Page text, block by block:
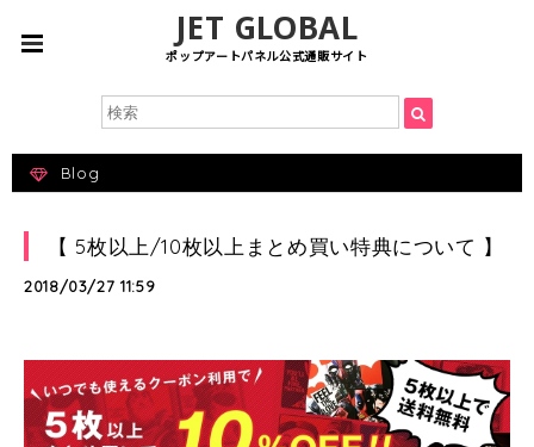
JET GLOBAL
ポップアートパネル公式通販サイト
Blog
【 5枚以上/10枚以上まとめ買い特典について 】
2018/03/27 11:59